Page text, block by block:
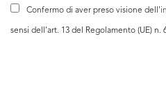
Confermo di aver preso visione dell'
sensi dell’art. 13 del Regolamento (UE) n.